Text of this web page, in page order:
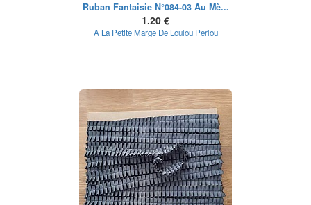
Ruban Fantaisie N°084-03 Au Mè...
1.20 €
A La Petite Marge De Loulou Perlou